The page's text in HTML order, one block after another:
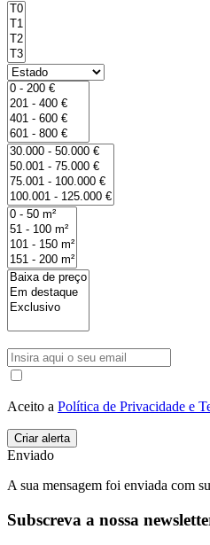
Aceito a Política de Privacidade e
Enviado
A sua mensagem foi enviada com
Subscreva a nossa